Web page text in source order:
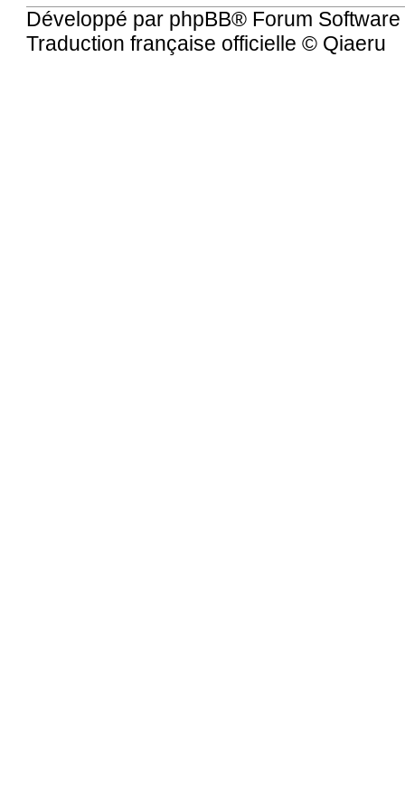
Développé par phpBB® Forum
Traduction française officielle © Qiaeru